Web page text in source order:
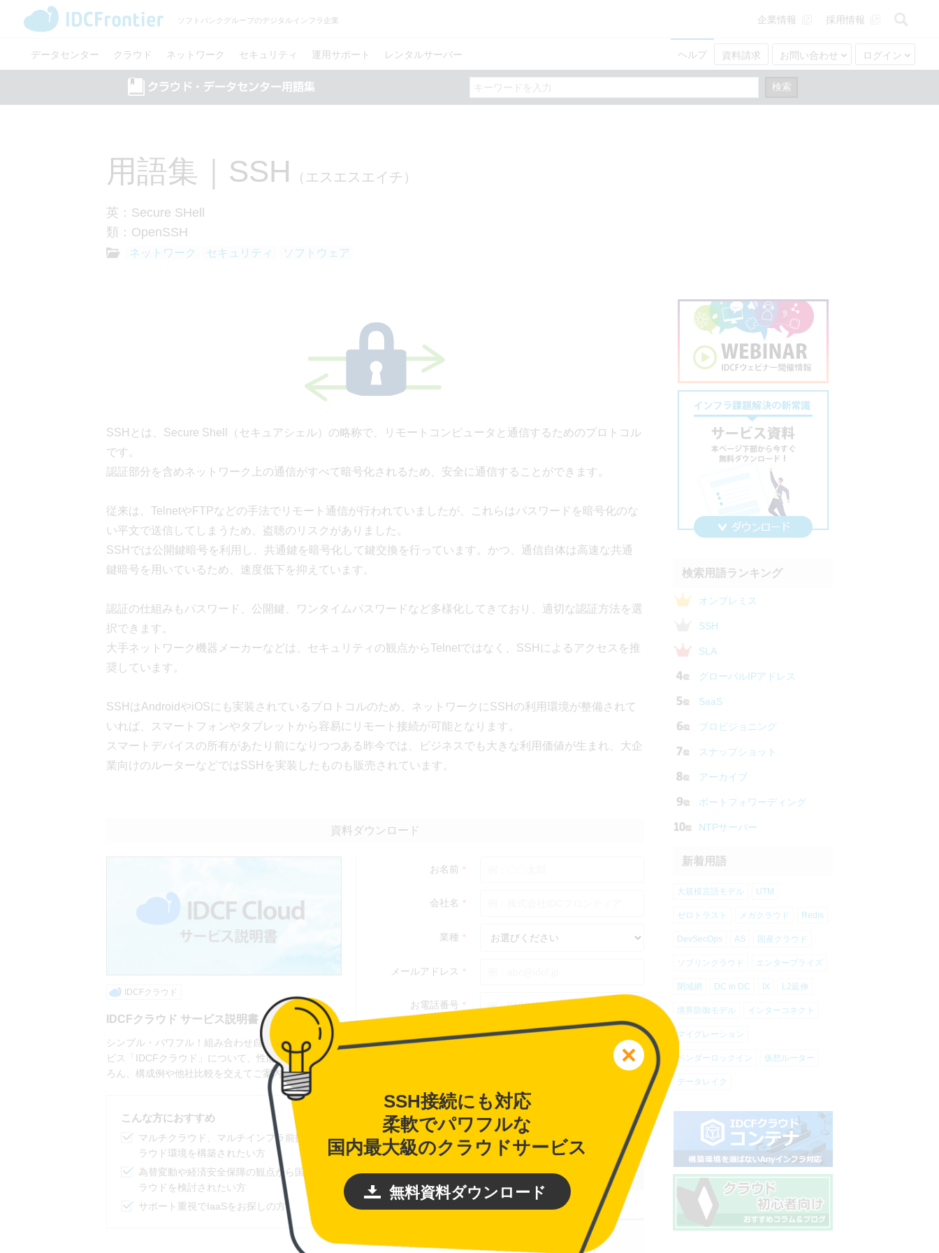
ソフトバンクグループのデジタルインフラ企業 企業情報 採用情報
データセンター クラウド ネットワーク セキュリティ 運用サポート レンタルサーバー ヘルプ 資料請求 お問い合わせ ログイン
用語集｜SSH （エスエスエイチ）
英：Secure SHell
類：OpenSSH
ネットワーク セキュリティ ソフトウェア
SSHとは、Secure Shell（セキュアシェル）の略称で、リモートコンピュータと通信するためのプロトコル
です。
認証部分を含めネットワーク上の通信がすべて暗号化されるため、安全に通信することができます。
従来は、TelnetやFTPなどの手法でリモート通信が行われていましたが、これらはパスワードを暗号化のな
い平文で送信してしまうため、盗聴のリスクがありました。
SSHでは公開鍵暗号を利用し、共通鍵を暗号化して鍵交換を行っています。かつ、通信自体は高速な共通
鍵暗号を用いているため、速度低下を抑えています。
認証の仕組みもパスワード、公開鍵、ワンタイムパスワードなど多様化してきており、適切な認証方法を選
択できます。
大手ネットワーク機器メーカーなどは、セキュリティの観点からTelnetではなく、SSHによるアクセスを推
奨しています。
SSHはAndroidやiOSにも実装されているプロトコルのため、ネットワークにSSHの利用環境が整備されて
いれば、スマートフォンやタブレットから容易にリモート接続が可能となります。
スマートデバイスの所有があたり前になりつつある昨今では、ビジネスでも大きな利用価値が生まれ、大企
業向けのルーターなどではSSHを実装したものも販売されています。
検索用語ランキング
オンプレミス
SSH
SLA
グローバルIPアドレス
SaaS
プロビジョニング
スナップショット
アーカイブ
ポートフォワーディング
NTPサーバー
新着用語
大規模言語モデル UTM
ゼロトラスト メガクラウド Redis
DevSecOps AS 国産クラウド
ソブリンクラウド エンタープライズ
閉域網 DC in DC IX L2延伸
境界防御モデル インターコネクト
マイグレーション
ベンダーロックイン 仮想ルーター
データレイク
SSH接続にも対応
柔軟でパワフルな
国内最大級のクラウドサービス
無料資料ダウンロード